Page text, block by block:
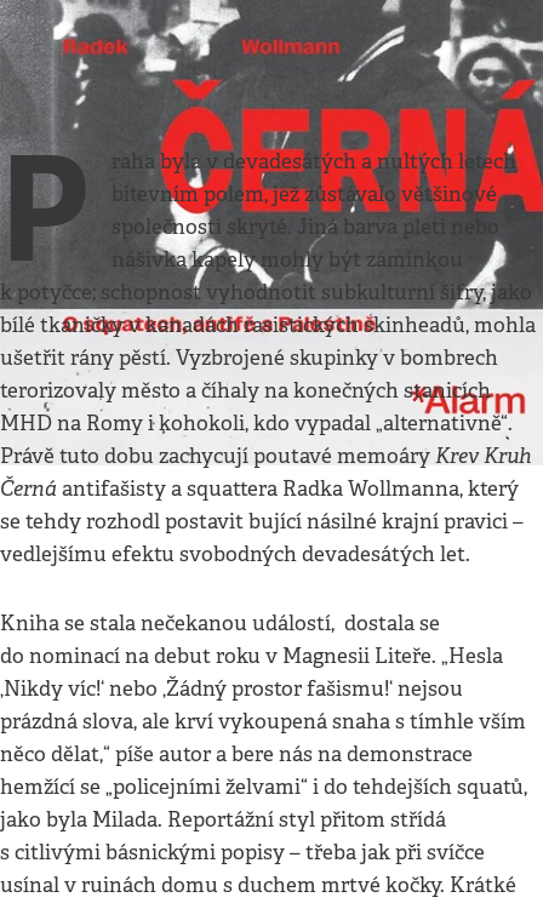
Postrach ulic
Miloš Hroch
P
raha byla v devadesátých a nultých letech
bitevním polem, jež zůstávalo většinové
společnosti skryté. Jiná barva pleti nebo
nášivka kapely mohly být záminkou
k potyčce; schopnost vyhodnotit subkulturní šifry, jako
bílé tkaničky v kanadách rasistických skinheadů, mohla
ušetřit rány pěstí. Vyzbrojené skupinky v bombrech
terorizovaly město a číhaly na konečných stanicích
MHD na Romy i kohokoli, kdo vypadal „alternativně“.
Právě tuto dobu zachycují poutavé memoáryKrev Kruh
Černá antifašisty a squattera Radka Wollmanna, který
se tehdy rozhodl postavit bující násilné krajní pravici –
vedlejšímu efektu svobodných devadesátých let.
Kniha se stala nečekanou událostí, dostala se
do nominací na debut roku v Magnesii Liteře. „Hesla
‚Nikdy víc!‘ nebo ‚Žádný prostor fašismu!‘ nejsou
prázdná slova, ale krví vykoupená snaha s tímhle vším
něco dělat,“ píše autor a bere nás na demonstrace
hemžící se „policejními želvami“ i do tehdejších squatů,
jako byla Milada. Reportážní styl přitom střídá
s citlivými básnickými popisy – třeba jak při svíčce
usínal v ruinách domu s duchem mrtvé kočky. Krátké